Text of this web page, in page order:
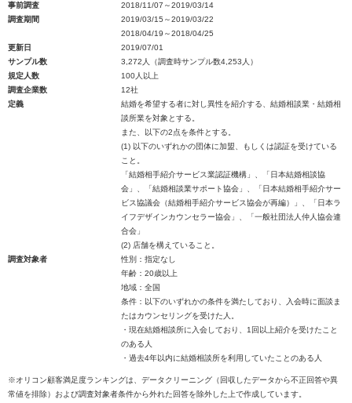
事前調査
2018/11/07～2019/03/14
調査期間
2019/03/15～2019/03/22
2018/04/19～2018/04/25
更新日
2019/07/01
サンプル数
3,272人（調査時サンプル数4,253人）
規定人数
100人以上
調査企業数
12社
定義
結婚を希望する者に対し異性を紹介する、結婚相談業・結婚相
談所業を対象とする。
また、以下の2点を条件とする。
(1) 以下のいずれかの団体に加盟、もしくは認証を受けている
こと。
「結婚相手紹介サービス業認証機構」、「日本結婚相談協
会」、「結婚相談業サポート協会」、「日本結婚相手紹介サー
ビス協議会（結婚相手紹介サービス協会が再編）」、「日本ラ
イフデザインカウンセラー協会」、「一般社団法人仲人協会連
合会」
(2) 店舗を構えていること。
調査対象者
性別：指定なし
年齢：20歳以上
地域：全国
条件：以下のいずれかの条件を満たしており、入会時に面談ま
たはカウンセリングを受けた人。
・現在結婚相談所に入会しており、1回以上紹介を受けたこと
のある人
・過去4年以内に結婚相談所を利用していたことのある人
※オリコン顧客満足度ランキングは、データクリーニング（回収したデータから不正回答や異
常値を排除）および調査対象者条件から外れた回答を除外した上で作成しています。